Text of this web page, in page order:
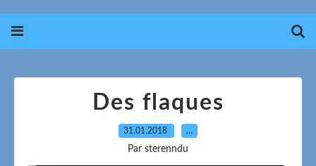
Des flaques
31.01.2018 …
Par sterenndu